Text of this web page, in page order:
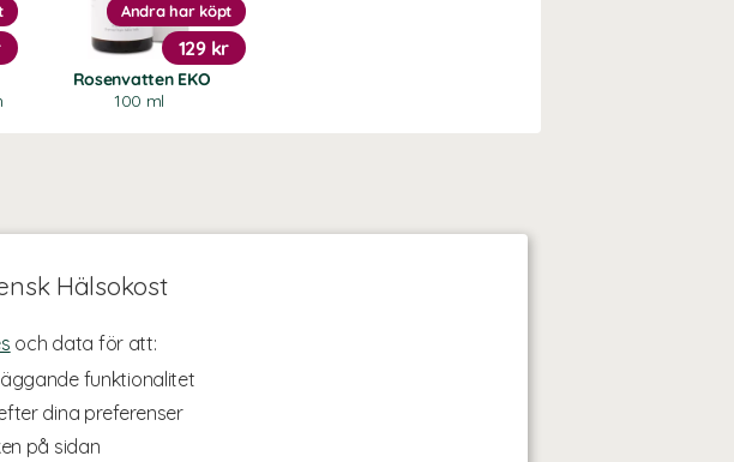
Hälsokost
och data för att:
funktionalitet
dina preferenser
på sidan
Rosenvatten EKO
100 ml
Andra har köpt
129 kr